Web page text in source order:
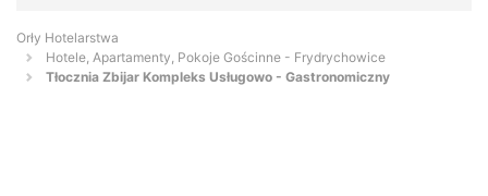
Orły Hotelarstwa
Hotele, Apartamenty, Pokoje Gościnne - Frydrychowice
Tłocznia Zbijar Kompleks Usługowo - Gastronomiczny